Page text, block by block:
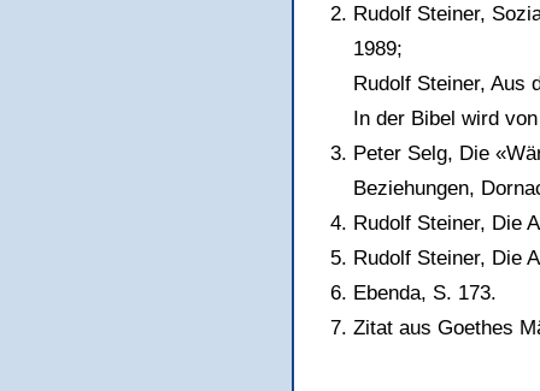
Rudolf Steiner,
1989;
Rudolf Steiner, Aus
In der Bibel wird
Peter Selg, Die
Beziehungen,
Rudolf Steiner, Die
Rudolf Steiner, Die
Ebenda, S. 173.
Zitat aus Goethes